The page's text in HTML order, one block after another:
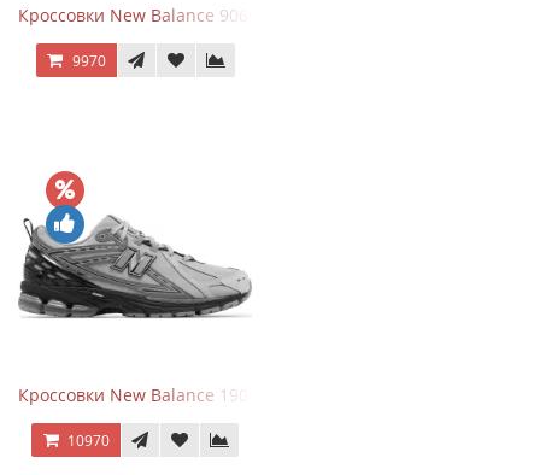
Кроссовки New Balance 9060 Rain Cloud Grey
9970
Кроссовки New Balance 1906R Brighton Grey
10970